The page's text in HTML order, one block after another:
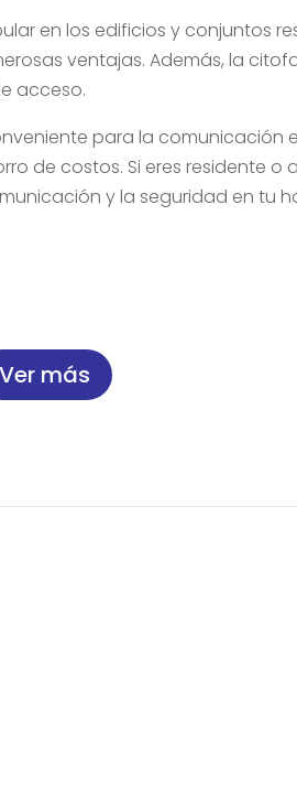
en los edificios y conjuntos
ventajas. Además, la
acceso.
para la comunicación
de costos. Si eres residente
y la seguridad en tu
Ver más